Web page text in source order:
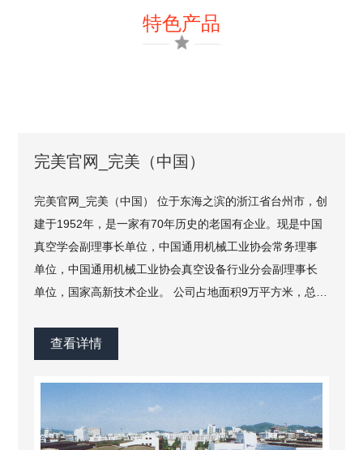
特色产品
完美官网_完美（中国）
完美官网_完美（中国） 位于东海之滨的浙江省台州市，创
建于1952年，是一家有70年历史的老国有企业。现是中国
真空学会副理事长单位，中国通用机械工业协会常务理事
单位，中国通用机械工业协会真空设备行业分会副理事长
单位，国家高新技术企业。 公司占地面积9万平方米，总资
专业技术人员133人，其中高级工程师6人，享受国务院特
殊津贴的专家4人...
查看详情